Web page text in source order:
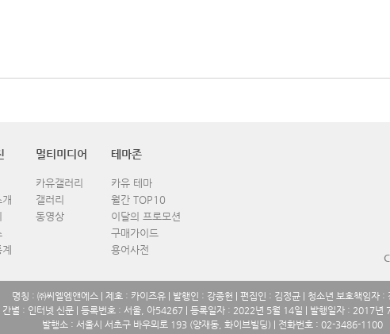
멀티미디어
카유갤러리
갤러리
동영상
테마존
카유 테마
월간 TOP10
이달의 프로모션
구매가이드
용어사전
명칭 : ㈜씨엘엠앤에스 | 제호 : 카이즈유 | 발행인 : 강종헌 | 편집인 : 김정균 | 청소년 보호책임자 :
간별 : 인터넷 신문 | 등록번호 : 서울, 아54267 | 등록일자 : 2022년 5월 14일 | 발행일자 : 2017년
발행소 : 서울시 서초구 바우뫼로 193 (양재동, 화이브빌딩) | 전화번호 : 02-3486-1100